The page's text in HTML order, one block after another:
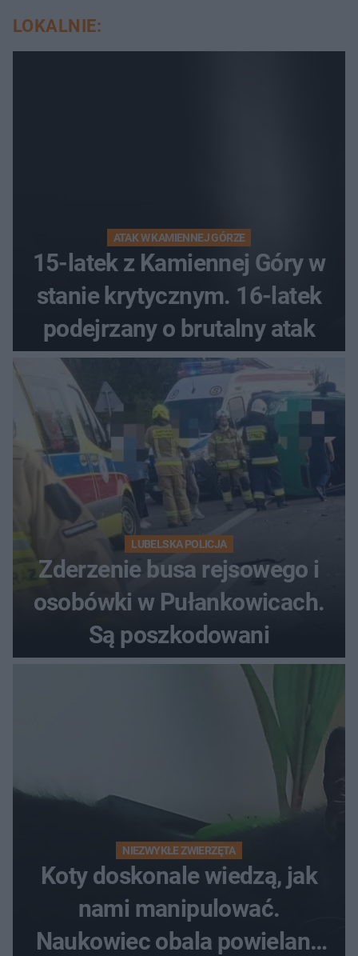
LOKALNIE:
ATAK W KAMIENNEJ GÓRZE
15-latek z Kamiennej Góry w
stanie krytycznym. 16-latek
podejrzany o brutalny atak
LUBELSKA POLICJA
Zderzenie busa rejsowego i
osobówki w Pułankowicach.
Są poszkodowani
NIEZWYKŁE ZWIERZĘTA
Koty doskonale wiedzą, jak
nami manipulować.
Naukowiec obala powielane